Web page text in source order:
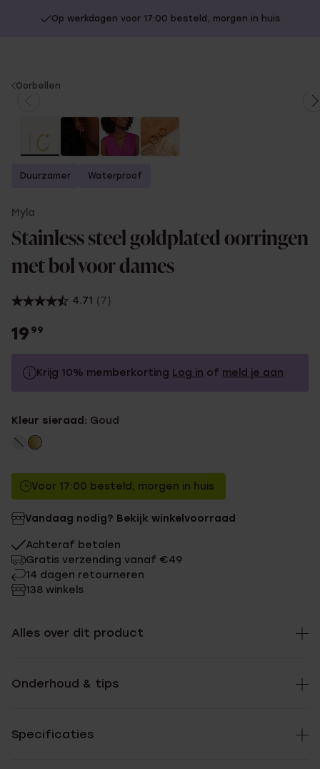
Op werkdagen voor 17:00 besteld, morgen in huis
You
Oorbellen
Duurzamer Waterproof
Myla
Stainless steel goldplated oorringen
met bol voor dames
4.71 (7)
19 99
Krijg 10% memberkorting Log in of meld je aan
Zonder memberkorting
Kleur sieraad: Goud
Voor 17:00 besteld, morgen in huis
Vandaag nodig? Bekijk winkelvoorraad
Achteraf betalen
Gratis verzending vanaf €49
14 dagen retourneren
138 winkels
Alles over dit product
Onderhoud & tips
Specificaties